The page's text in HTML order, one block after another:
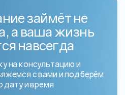
займёт не
а ваша жизнь
навсегда
на консультацию и
с вами и подберём
дату и время